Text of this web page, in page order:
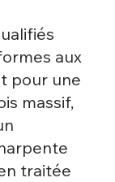
aux
pour une
massif,
traitée